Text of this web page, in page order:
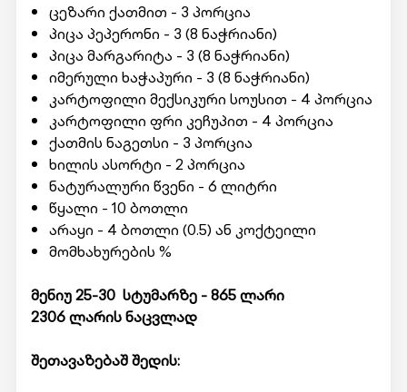
ცეზარი ქათმით - 3 პორცია
პიცა პეპერონი - 3 (8 ნაჭრიანი)
პიცა მარგარიტა - 3 (8 ნაჭრიანი)
იმერული ხაჭაპური - 3 (8 ნაჭრიანი)
კარტოფილი მექსიკური სოუსით - 4 პორცია
კარტოფილი ფრი კეჩუპით - 4 პორცია
ქათმის ნაგეთსი - 3 პორცია
ხილის ასორტი - 2 პორცია
ნატურალური წვენი - 6 ლიტრი
წყალი - 10 ბოთლი
არაყი - 4 ბოთლი (0.5) ან კოქტეილი
მომხახურების %
მენიუ 25-30 სტუმარზე - 865 ლარი
2306 ლარის ნაცვლად
შეთავაზებაშ შედის: